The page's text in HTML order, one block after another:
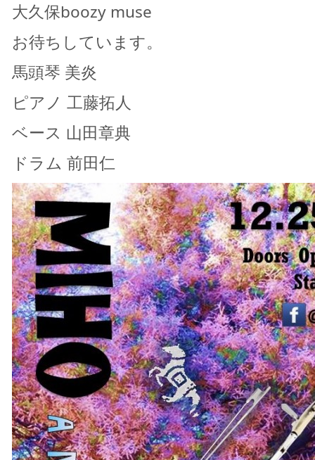
大久保boozy muse
お待ちしています。
馬頭琴 美炎
ピアノ 工藤拓人
ベース 山田章典
ドラム 前田仁